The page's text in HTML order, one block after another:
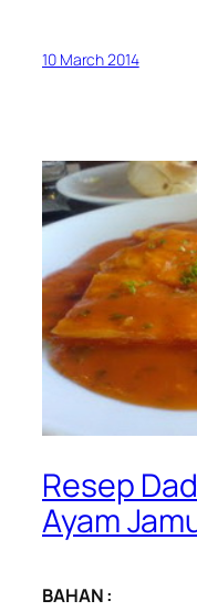
10 March 2014
Resep
Ayam
BAHAN :